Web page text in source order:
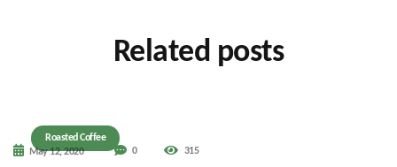
Related posts
Roasted Coffee
May 12, 2020
0 315